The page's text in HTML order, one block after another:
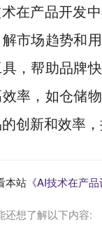
在产品开发
市场趋势和
，帮助品牌
率，如仓储
创新和效率，
本站 《AI技术在产
还想了解以下内容: